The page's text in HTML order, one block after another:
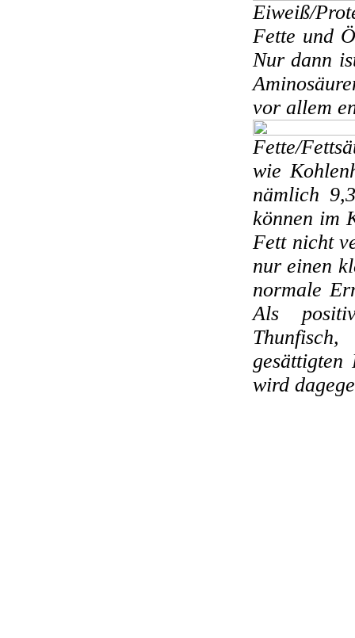
Eiweiß/
Fette und
Nur dann
vor allem
Fette/
wie
nämlich
können im
Fett nicht
nur einen
normale
Als
gesättigten
wird